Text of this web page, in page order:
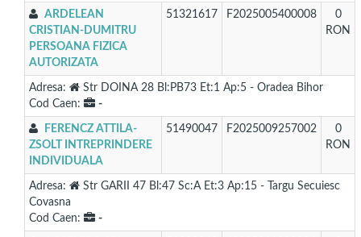
ARDELEAN
CRISTIAN-DUMITRU
PERSOANA FIZICA
AUTORIZATA
51321617 F2025005400008
0
RON
Adresa:
Str DOINA 28 Bl:PB73 Et:1 Ap:5 - Oradea Bihor
Cod Caen:
-
FERENCZ ATTILA-
ZSOLT INTREPRINDERE
INDIVIDUALA
51490047 F2025009257002
0
RON
Adresa:
Str GARII 47 Bl:47 Sc:A Et:3 Ap:15 - Targu Secuiesc
Covasna
Cod Caen:
-